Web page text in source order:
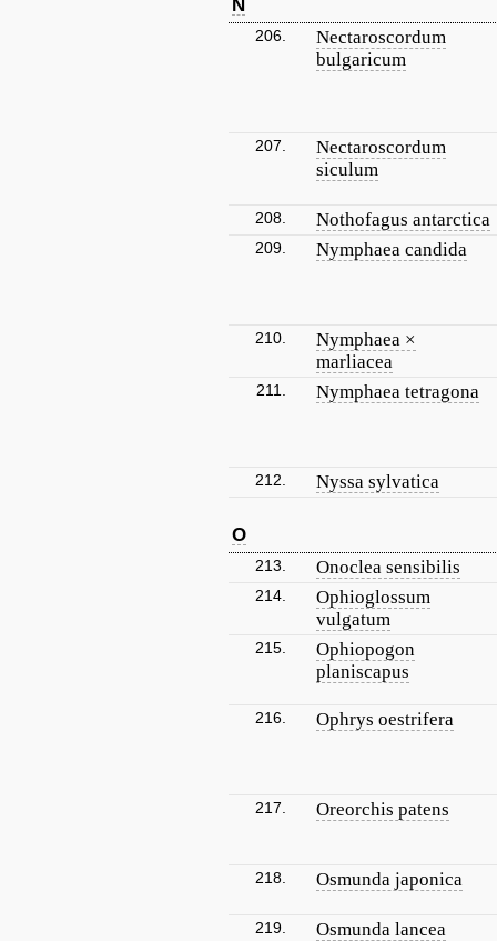
N
206.
Nectaroscordum
bulgaricum
207.
Nectaroscordum
siculum
208. Nothofagus antarctica
209. Nymphaea candida
210.
Nymphaea ×
marliacea
211. Nymphaea tetragona
212. Nyssa sylvatica
O
213. Onoclea sensibilis
214.
Ophioglossum
vulgatum
215.
Ophiopogon
planiscapus
216. Ophrys oestrifera
217. Oreorchis patens
218. Osmunda japonica
219. Osmunda lancea